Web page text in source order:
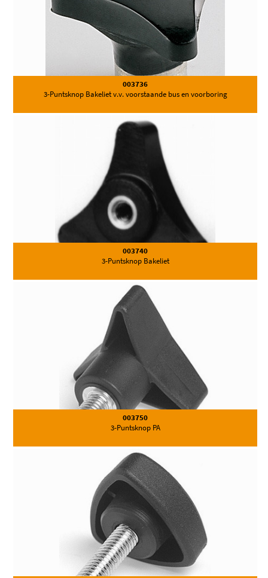
003736
3-Puntsknop Bakeliet v.v. voorstaande bus en voorboring
003740
3-Puntsknop Bakeliet
003750
3-Puntsknop PA